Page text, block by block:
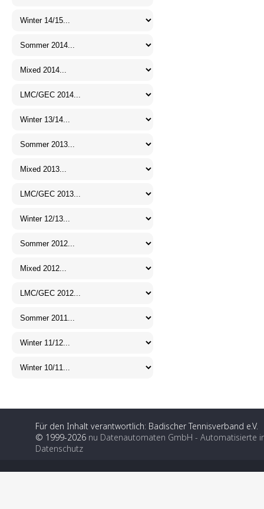
Für den Inhalt verantwortlich: Badischer Tennisverband e.V.
© 1999-2026 nu Datenautomaten GmbH - Automatisierte
Datenschutz